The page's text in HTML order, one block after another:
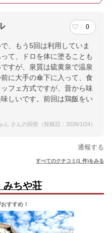
0
、もう5回は利用していま
て、ドロを体に塗ることも
すが、泉質は硫黄泉で温泉
に大手の傘下に入って、食
フェ方式ですが、昔から味
しいです。前回は鶏飯をい
ん さんの回答（投稿日：2026/1/24）
通報する
すべてのクチコミ(1 件)をみる
ちや荘
おすすめ！